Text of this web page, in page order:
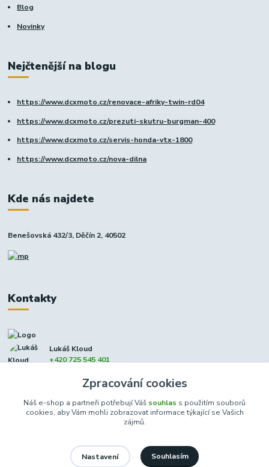
Blog
Novinky
Nejčtenější na blogu
https://www.dcxmoto.cz/renovace-afriky-twin-rd04
https://www.dcxmoto.cz/prezuti-skutru-burgman-400
https://www.dcxmoto.cz/servis-honda-vtx-1800
https://www.dcxmoto.cz/nova-dilna
Kde nás najdete
Benešovská 432/3, Děčín 2, 40502
Kontakty
Lukáš Kloud
+420 725 545 401
Zpracování cookies
Náš e-shop a partneři potřebují Váš souhlas s použitím souborů
cookies, aby Vám mohli zobrazovat informace týkající se Vašich
zájmů.
Nastavení Souhlasím